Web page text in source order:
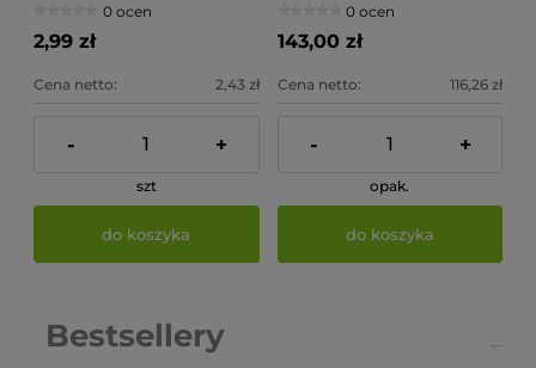
0 ocen
2,99 zł
Cena netto: 2,43 zł
- +
szt
do koszyka
0 ocen
143,00 zł
Cena netto: 116,26 zł
- +
opak.
do koszyka
Bestsellery